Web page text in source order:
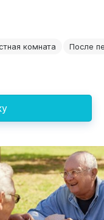
комната После